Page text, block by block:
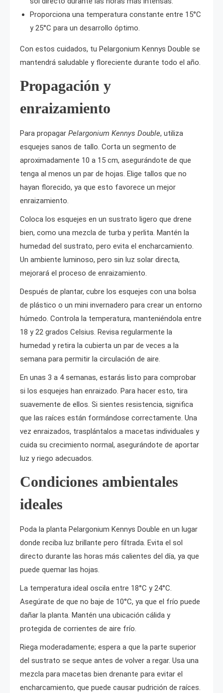
Proporciona una temperatura constante entre 15°C
y 25°C para un desarrollo óptimo.
Con estos cuidados, tu Pelargonium Kennys Double se
mantendrá saludable y floreciente durante todo el año.
Propagación y
enraizamiento
Para propagar Pelargonium Kennys Double, utiliza
esquejes sanos de tallo. Corta un segmento de
aproximadamente 10 a 15 cm, asegurándote de que
tenga al menos un par de hojas. Elige tallos que no
hayan florecido, ya que esto favorece un mejor
enraizamiento.
Coloca los esquejes en un sustrato ligero que drene
bien, como una mezcla de turba y perlita. Mantén la
humedad del sustrato, pero evita el encharcamiento.
Un ambiente luminoso, pero sin luz solar directa,
mejorará el proceso de enraizamiento.
Después de plantar, cubre los esquejes con una bolsa
de plástico o un mini invernadero para crear un entorno
húmedo. Controla la temperatura, manteniéndola entre
18 y 22 grados Celsius. Revisa regularmente la
humedad y retira la cubierta un par de veces a la
semana para permitir la circulación de aire.
En unas 3 a 4 semanas, estarás listo para comprobar
si los esquejes han enraizado. Para hacer esto, tira
suavemente de ellos. Si sientes resistencia, significa
que las raíces están formándose correctamente. Una
vez enraizados, trasplántalos a macetas individuales y
cuida su crecimiento normal, asegurándote de aportar
luz y riego adecuados.
Condiciones ambientales
ideales
Poda la planta Pelargonium Kennys Double en un lugar
donde reciba luz brillante pero filtrada. Evita el sol
directo durante las horas más calientes del día, ya que
puede quemar las hojas.
La temperatura ideal oscila entre 18°C y 24°C.
Asegúrate de que no baje de 10°C, ya que el frío puede
dañar la planta. Mantén una ubicación cálida y
protegida de corrientes de aire frío.
Riega moderadamente; espera a que la parte superior
del sustrato se seque antes de volver a regar. Usa una
mezcla para macetas bien drenante para evitar el
encharcamiento, que puede causar pudrición de raíces.